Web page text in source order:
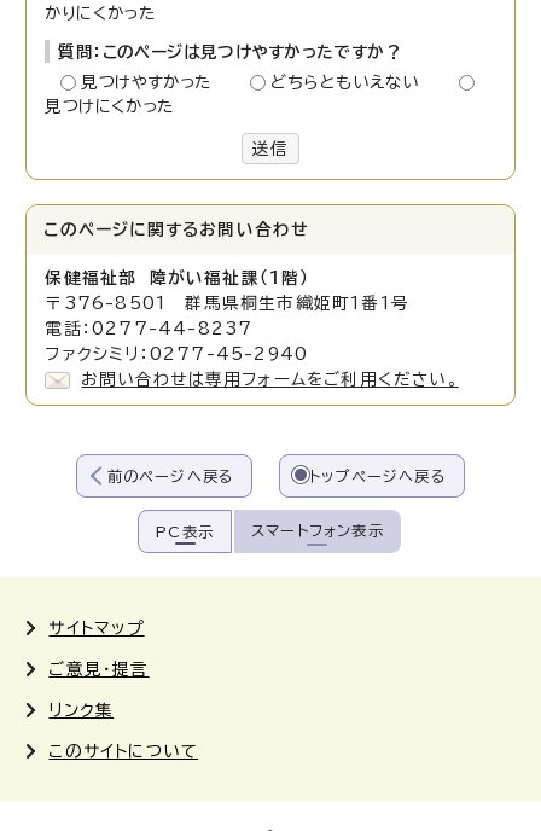
かりにくかった
質問：このページは見つけやすかったですか？
見つけやすかった
どちらともいえない
見つけにくかった
送信
このページに関する お問い合わせ
保健福祉部 障がい福祉 課（1階）
〒376-8501 群馬県桐生市織姫町1番1号
電話：0277-44-8237
ファクシミリ：0277-45-2940
お問い合わせは専用フォームをご利用ください。
前のページへ戻る トップページへ戻る
PC表示 スマートフォン表示
サイトマップ
ご意見・提言
リンク集
このサイトについて